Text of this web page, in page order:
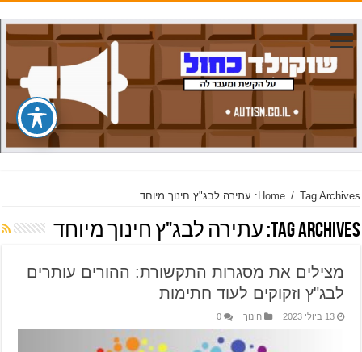
Home / Tag Archives: עתירה לבג"ץ חינוך מיוחד
Tag Archives: עתירה לבג"ץ חינוך מיוחד
מצילים את מסגרות התקשורת: ההורים עותרים
לבג"ץ וזקוקים לעוד חתימות
13 ביולי 2023 חינוך 0